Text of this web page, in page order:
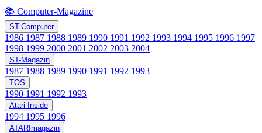
📚 Computer-Magazine
ST-Computer
1986 1987 1988 1989 1990 1991 1992 1993 1994 1995 1996 1997
1998 1999 2000 2001 2002 2003 2004
ST-Magazin
1987 1988 1989 1990 1991 1992 1993
TOS
1990 1991 1992 1993
Atari Inside
1994 1995 1996
ATARImagazin